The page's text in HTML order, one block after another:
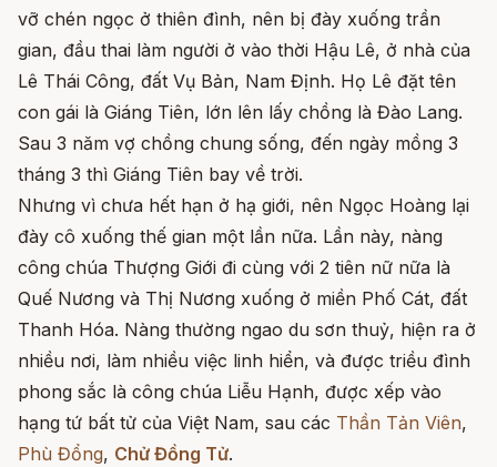
vỡ chén ngọc ở thiên đình, nên bị đày xuống trần
gian, đầu thai làm người ở vào thời Hậu Lê, ở nhà của
Lê Thái Công, đất Vụ Bản, Nam Định. Họ Lê đặt tên
con gái là Giáng Tiên, lớn lên lấy chồng là Đào Lang.
Sau 3 năm vợ chồng chung sống, đến ngày mồng 3
tháng 3 thì Giáng Tiên bay về trời.
Nhưng vì chưa hết hạn ở hạ giới, nên Ngọc Hoàng lại
đày cô xuống thế gian một lần nữa. Lần này, nàng
công chúa Thượng Giới đi cùng với 2 tiên nữ nữa là
Quế Nương và Thị Nương xuống ở miền Phố Cát, đất
Thanh Hóa. Nàng thường ngao du sơn thuỷ, hiện ra ở
nhiều nơi, làm nhiều việc linh hiển, và được triều đình
phong sắc là công chúa Liễu Hạnh, được xếp vào
hạng tứ bất tử của Việt Nam, sau các Thần Tản Viên,
Phù Đổng, Chử Đồng Tử.